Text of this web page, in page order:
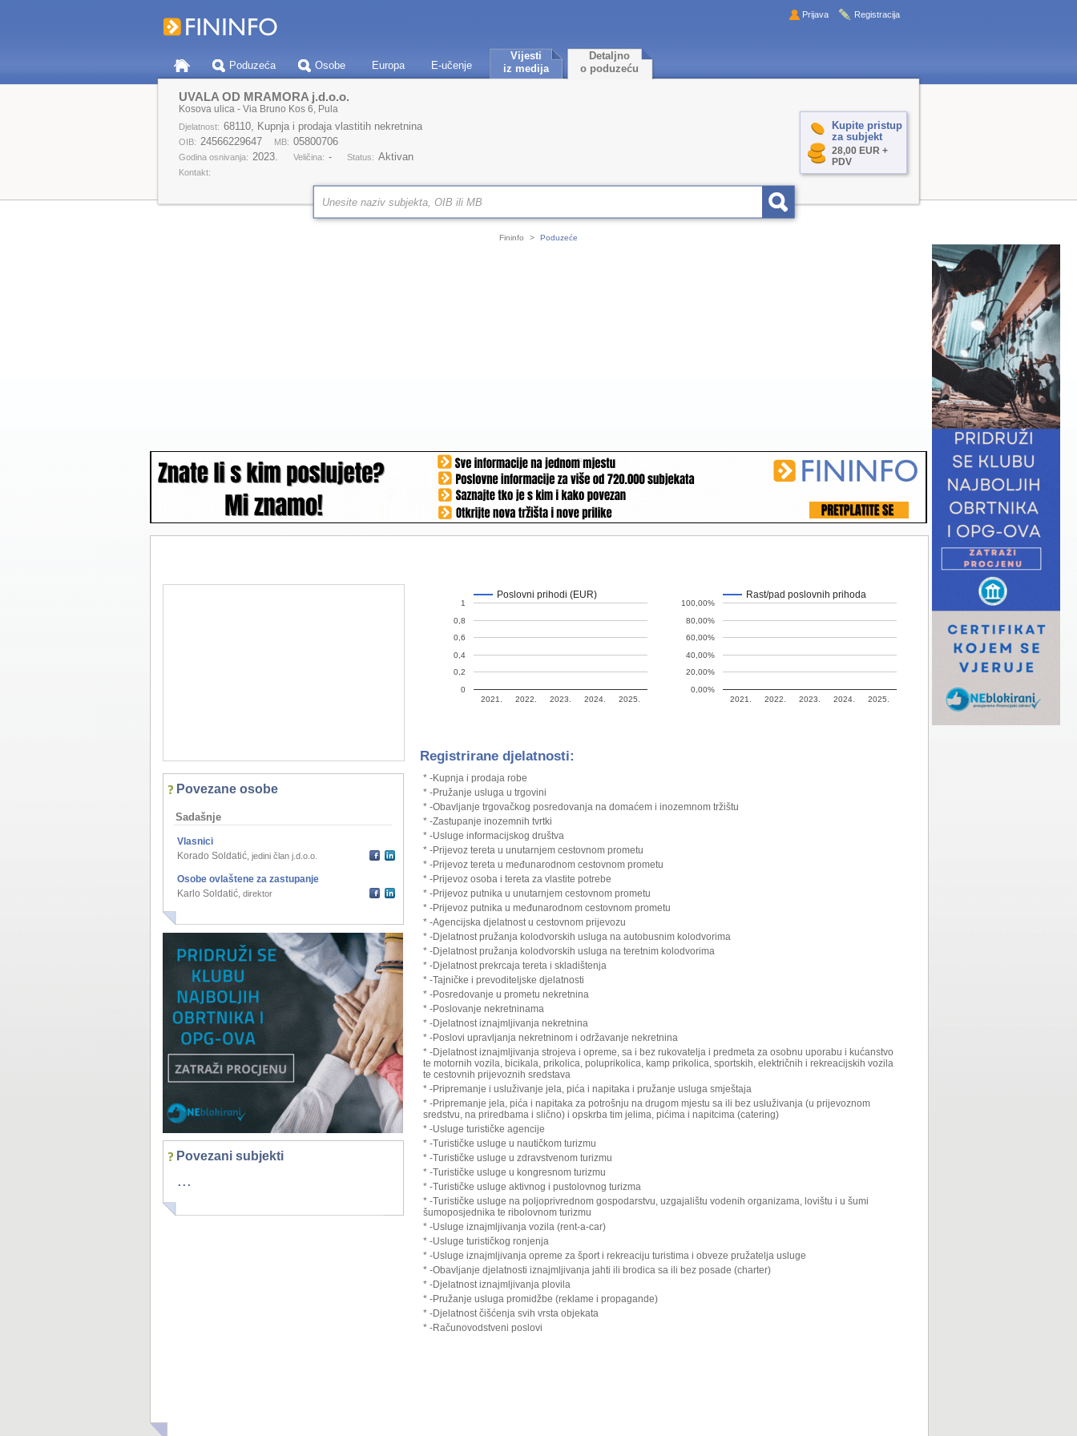
Poduzeća Osobe Europa E-učenje
Vijesti
iz medija
Detaljno
o poduzeću
Prijava Registracija
Kupite pristup
za subjekt
28,00 EUR +
PDV
UVALA OD MRAMORA j.d.o.o.
Kosova ulica - Via Bruno Kos 6, Pula
Djelatnost: 68110, Kupnja i prodaja vlastitih nekretnina
OIB: 24566229647 MB: 05800706
Godina osnivanja: 2023. Veličina: - Status: Aktivan
Kontakt:
Fininfo > Poduzeće
Povezane osobe
Sadašnje
Vlasnici
Korado Soldatić, jedini član j.d.o.o.
Osobe ovlaštene za zastupanje
Karlo Soldatić, direktor
Povezani subjekti
...
Poslovni prihodi (EUR)
2021. 2022. 2023. 2024. 2025.
0
0,2
0,4
0,6
0,8
1
Rast/pad poslovnih prihoda
2021. 2022. 2023. 2024. 2025.
0,00%
20,00%
40,00%
60,00%
80,00%
100,00%
Registrirane djelatnosti:
* -Kupnja i prodaja robe
* -Pružanje usluga u trgovini
* -Obavljanje trgovačkog posredovanja na domaćem i inozemnom tržištu
* -Zastupanje inozemnih tvrtki
* -Usluge informacijskog društva
* -Prijevoz tereta u unutarnjem cestovnom prometu
* -Prijevoz tereta u međunarodnom cestovnom prometu
* -Prijevoz osoba i tereta za vlastite potrebe
* -Prijevoz putnika u unutarnjem cestovnom prometu
* -Prijevoz putnika u međunarodnom cestovnom prometu
* -Agencijska djelatnost u cestovnom prijevozu
* -Djelatnost pružanja kolodvorskih usluga na autobusnim kolodvorima
* -Djelatnost pružanja kolodvorskih usluga na teretnim kolodvorima
* -Djelatnost prekrcaja tereta i skladištenja
* -Tajničke i prevoditeljske djelatnosti
* -Posredovanje u prometu nekretnina
* -Poslovanje nekretninama
* -Djelatnost iznajmljivanja nekretnina
* -Poslovi upravljanja nekretninom i održavanje nekretnina
* -Djelatnost iznajmljivanja strojeva i opreme, sa i bez rukovatelja i predmeta za osobnu uporabu i kućanstvo
te motornih vozila, bicikala, prikolica, poluprikolica, kamp prikolica, sportskih, električnih i rekreacijskih vozila
te cestovnih prijevoznih sredstava
* -Pripremanje i usluživanje jela, pića i napitaka i pružanje usluga smještaja
* -Pripremanje jela, pića i napitaka za potrošnju na drugom mjestu sa ili bez usluživanja (u prijevoznom
sredstvu, na priredbama i slično) i opskrba tim jelima, pićima i napitcima (catering)
* -Usluge turističke agencije
* -Turističke usluge u nautičkom turizmu
* -Turističke usluge u zdravstvenom turizmu
* -Turističke usluge u kongresnom turizmu
* -Turističke usluge aktivnog i pustolovnog turizma
* -Turističke usluge na poljoprivrednom gospodarstvu, uzgajalištu vodenih organizama, lovištu i u šumi
šumoposjednika te ribolovnom turizmu
* -Usluge iznajmljivanja vozila (rent-a-car)
* -Usluge turističkog ronjenja
* -Usluge iznajmljivanja opreme za šport i rekreaciju turistima i obveze pružatelja usluge
* -Obavljanje djelatnosti iznajmljivanja jahti ili brodica sa ili bez posade (charter)
* -Djelatnost iznajmljivanja plovila
* -Pružanje usluga promidžbe (reklame i propagande)
* -Djelatnost čišćenja svih vrsta objekata
* -Računovodstveni poslovi